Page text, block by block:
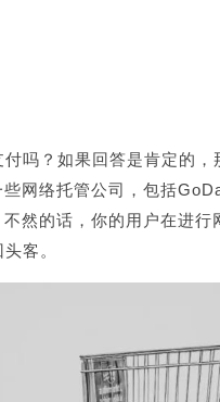
吗？如果回答是肯定的
网络托管公司，包括
然的话，你的用户在进
客。